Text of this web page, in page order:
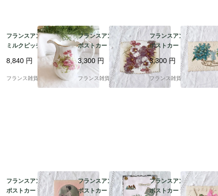
フランスアンティーク
ミルクピッチャー | Lim
oges リモージュ 磁器
フリルとピンク色のポ
ピー 花柄 | 1900年代初
8,840 円
フランス雑貨chouchou
フランスアンティーク
ポストカード |スミレの
花 グリーティングカー
ド クラシカルなデザイ
ン ヴィクトリア朝後期
｜1890－1910年代
3,300 円
フランス雑貨chouchou
フランスアンティーク
ポストカード | 勿忘草
Bonne Annee エンボ
ス加工 美品｜1900年代
初頭
3,300 円
フランス雑貨chouchou
フランスアンティーク
ポストカード | ピンク
フランスアンティーク
ポストカード | Souveni
フランスアンティーク
ポストカード | 薔薇模